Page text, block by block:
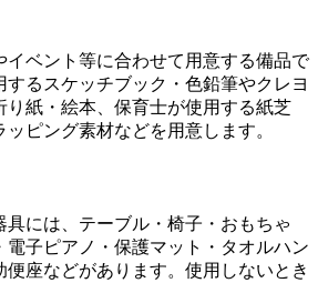
イベント等に合わせて用意する備品で
るスケッチブック・色鉛筆やクレヨ
り紙・絵本、保育士が使用する紙芝
ピング素材などを用意します。
には、テーブル・椅子・おもちゃ
電子ピアノ・保護マット・タオルハン
便座などがあります。使用しないとき